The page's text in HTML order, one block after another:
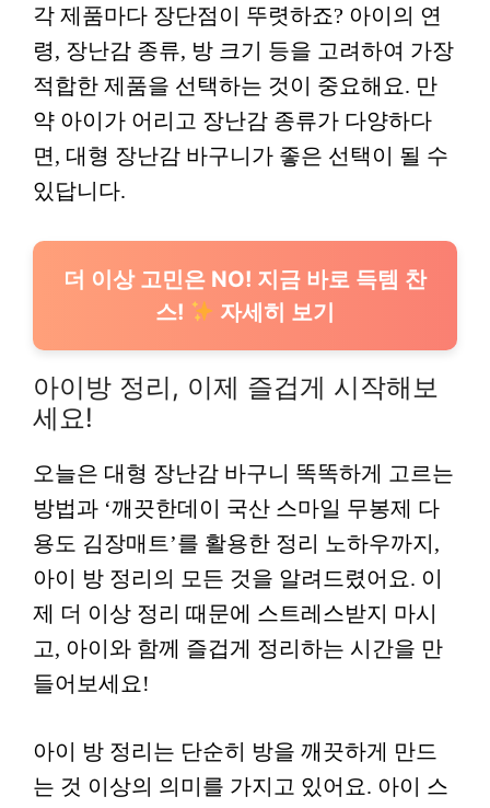
각 제품마다 장단점이 뚜렷하죠? 아이의 연
령, 장난감 종류, 방 크기 등을 고려하여 가장
적합한 제품을 선택하는 것이 중요해요. 만
약 아이가 어리고 장난감 종류가 다양하다
면, 대형 장난감 바구니가 좋은 선택이 될 수
있답니다.
더 이상 고민은 NO! 지금 바로 득템 찬
스!
자세히 보기
아이방 정리, 이제 즐겁게 시작해보
세요!
오늘은 대형 장난감 바구니 똑똑하게 고르는
방법과 ‘깨끗한데이 국산 스마일 무봉제 다
용도 김장매트’를 활용한 정리 노하우까지,
아이 방 정리의 모든 것을 알려드렸어요. 이
제 더 이상 정리 때문에 스트레스받지 마시
고, 아이와 함께 즐겁게 정리하는 시간을 만
들어보세요!
아이 방 정리는 단순히 방을 깨끗하게 만드
는 것 이상의 의미를 가지고 있어요. 아이 스